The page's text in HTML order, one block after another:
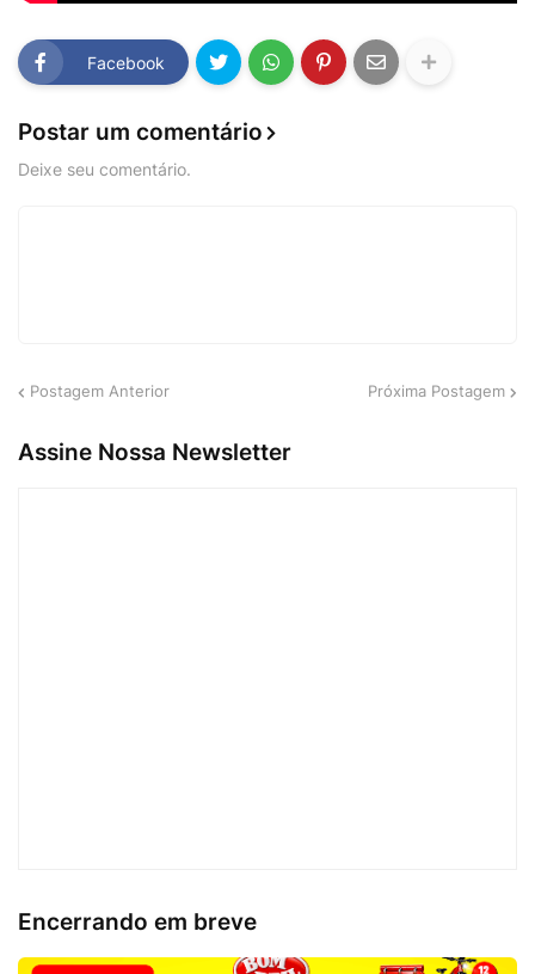
Facebook
Postar um comentário
Deixe seu comentário.
Postagem Anterior Próxima Postagem
Assine Nossa Newsletter
Encerrando em breve